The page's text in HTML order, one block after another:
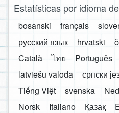
Estatísticas por idioma
bosanski français
русский язык
hrvatski
Català
ไทย Português
latviešu valoda
српски
Tiếng Việt
svenska
Norsk
Italiano Қазақ